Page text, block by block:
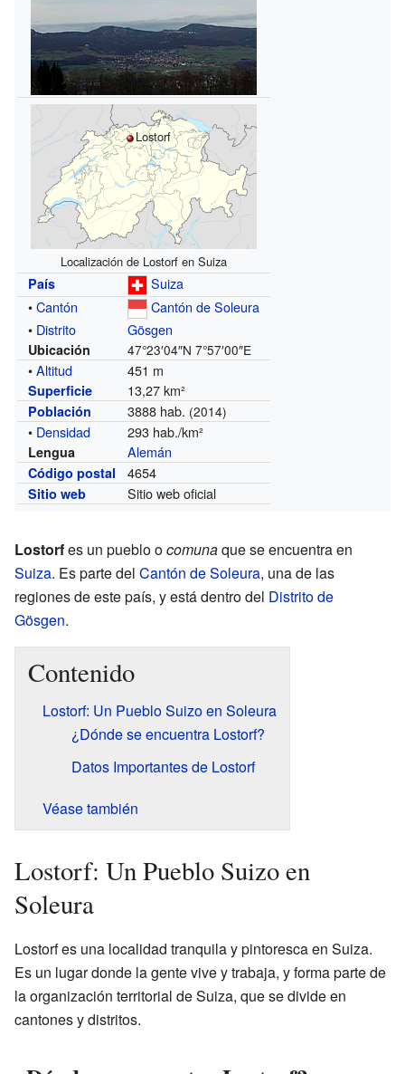
Lostorf
Localización de Lostorf en Suiza
País
Suiza
•Cantón
Cantón de Soleura
• Distrito Gösgen
Ubicación 47°23′04″N 7°57′00″E
•Altitud 451 m
Superficie 13,27 km²
Población 3888 hab. (2014)
• Densidad 293 hab./km²
Lengua Alemán
Código postal 4654
Sitio web Sitio web oficial
Lostorfes un pueblo ocomunaque se encuentra en
Suiza. Es parte del Cantón de Soleura, una de las
regiones de este país, y está dentro del Distrito de
Gösgen.
Contenido
Lostorf: Un Pueblo Suizo en Soleura
¿Dónde se encuentra Lostorf?
Datos Importantes de Lostorf
Véase también
Lostorf: Un Pueblo Suizo en
Soleura
Lostorf es una localidad tranquila y pintoresca en Suiza.
Es un lugar donde la gente vive y trabaja, y forma parte de
la organización territorial de Suiza, que se divide en
cantones y distritos.